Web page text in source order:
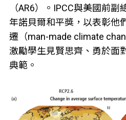
（AR6）。IPCC與美國前
年諾貝爾和平獎，以表彰他
遷（man-made climate
激勵學生見賢思齊、勇於面
典範。